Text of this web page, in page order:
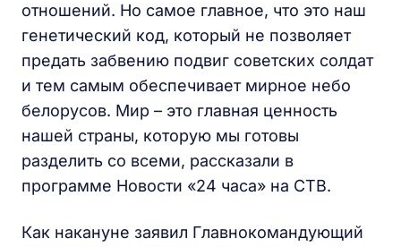
отношений. Но самое главное, что это наш
генетический код, который не позволяет
предать забвению подвиг советских солдат
и тем самым обеспечивает мирное небо
белорусов. Мир – это главная ценность
нашей страны, которую мы готовы
разделить со всеми, рассказали в
программе Новости «24 часа» на СТВ.
Как накануне заявил Главнокомандующий